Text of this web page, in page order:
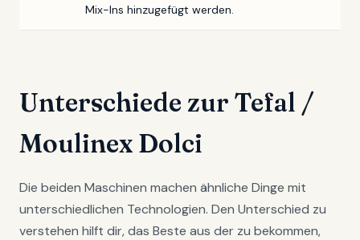
Mix-Ins hinzugefügt werden.
Unterschiede zur Tefal /
Moulinex Dolci
Die beiden Maschinen machen ähnliche Dinge mit
unterschiedlichen Technologien. Den Unterschied zu
verstehen hilft dir, das Beste aus der zu bekommen,